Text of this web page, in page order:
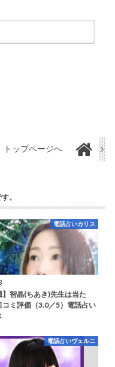
トップページへ
。
電話占いカリス
】智晶(ちあき)先生は当た
コミ評価（3.0／5）電話占い
電話占いヴェルニ